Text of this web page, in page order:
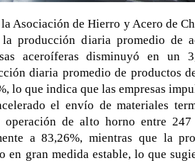
la Asociación de Hierro y Acero de
producción diaria promedio de
aceroíferas disminuyó en un
diaria promedio de productos
lo que indica que las empresas
el envío de materiales
operación de alto horno entre
a 83,26%, mientras que la
en gran medida estable, lo que